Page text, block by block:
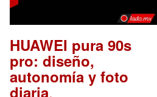
HUAWEI pura 90s
pro: diseño,
autonomía y foto
diaria.